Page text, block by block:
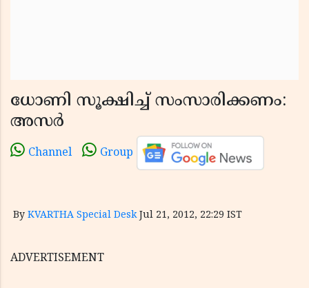
ധോണി സൂക്ഷിച്ച് സംസാരിക്കണം:
അസര്‍
Channel Group
By KVARTHA Special Desk Jul 21, 2012, 22:29 IST
ADVERTISEMENT